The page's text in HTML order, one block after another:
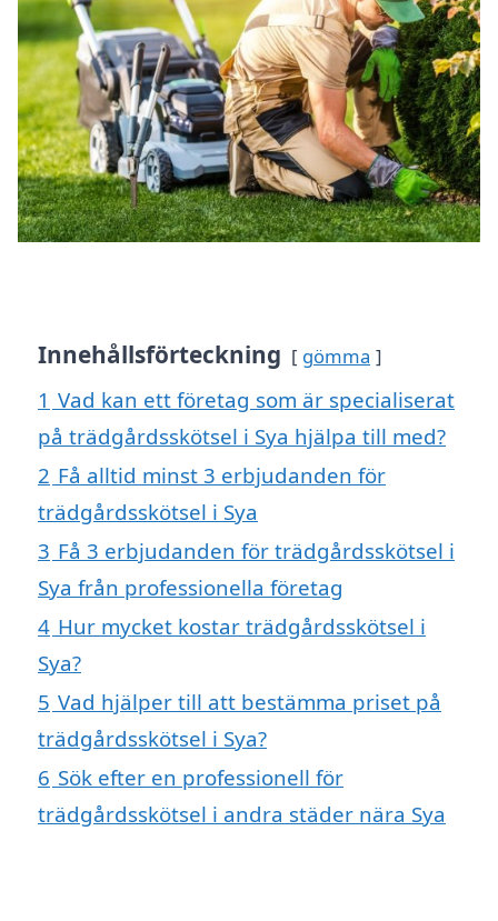
Innehållsförteckning gömma
1 Vad kan ett företag som är specialiserat
på trädgårdsskötsel i Sya hjälpa till med?
2 Få alltid minst 3 erbjudanden för
trädgårdsskötsel i Sya
3 Få 3 erbjudanden för trädgårdsskötsel i
Sya från professionella företag
4 Hur mycket kostar trädgårdsskötsel i
Sya?
5 Vad hjälper till att bestämma priset på
trädgårdsskötsel i Sya?
6 Sök efter en professionell för
trädgårdsskötsel i andra städer nära Sya